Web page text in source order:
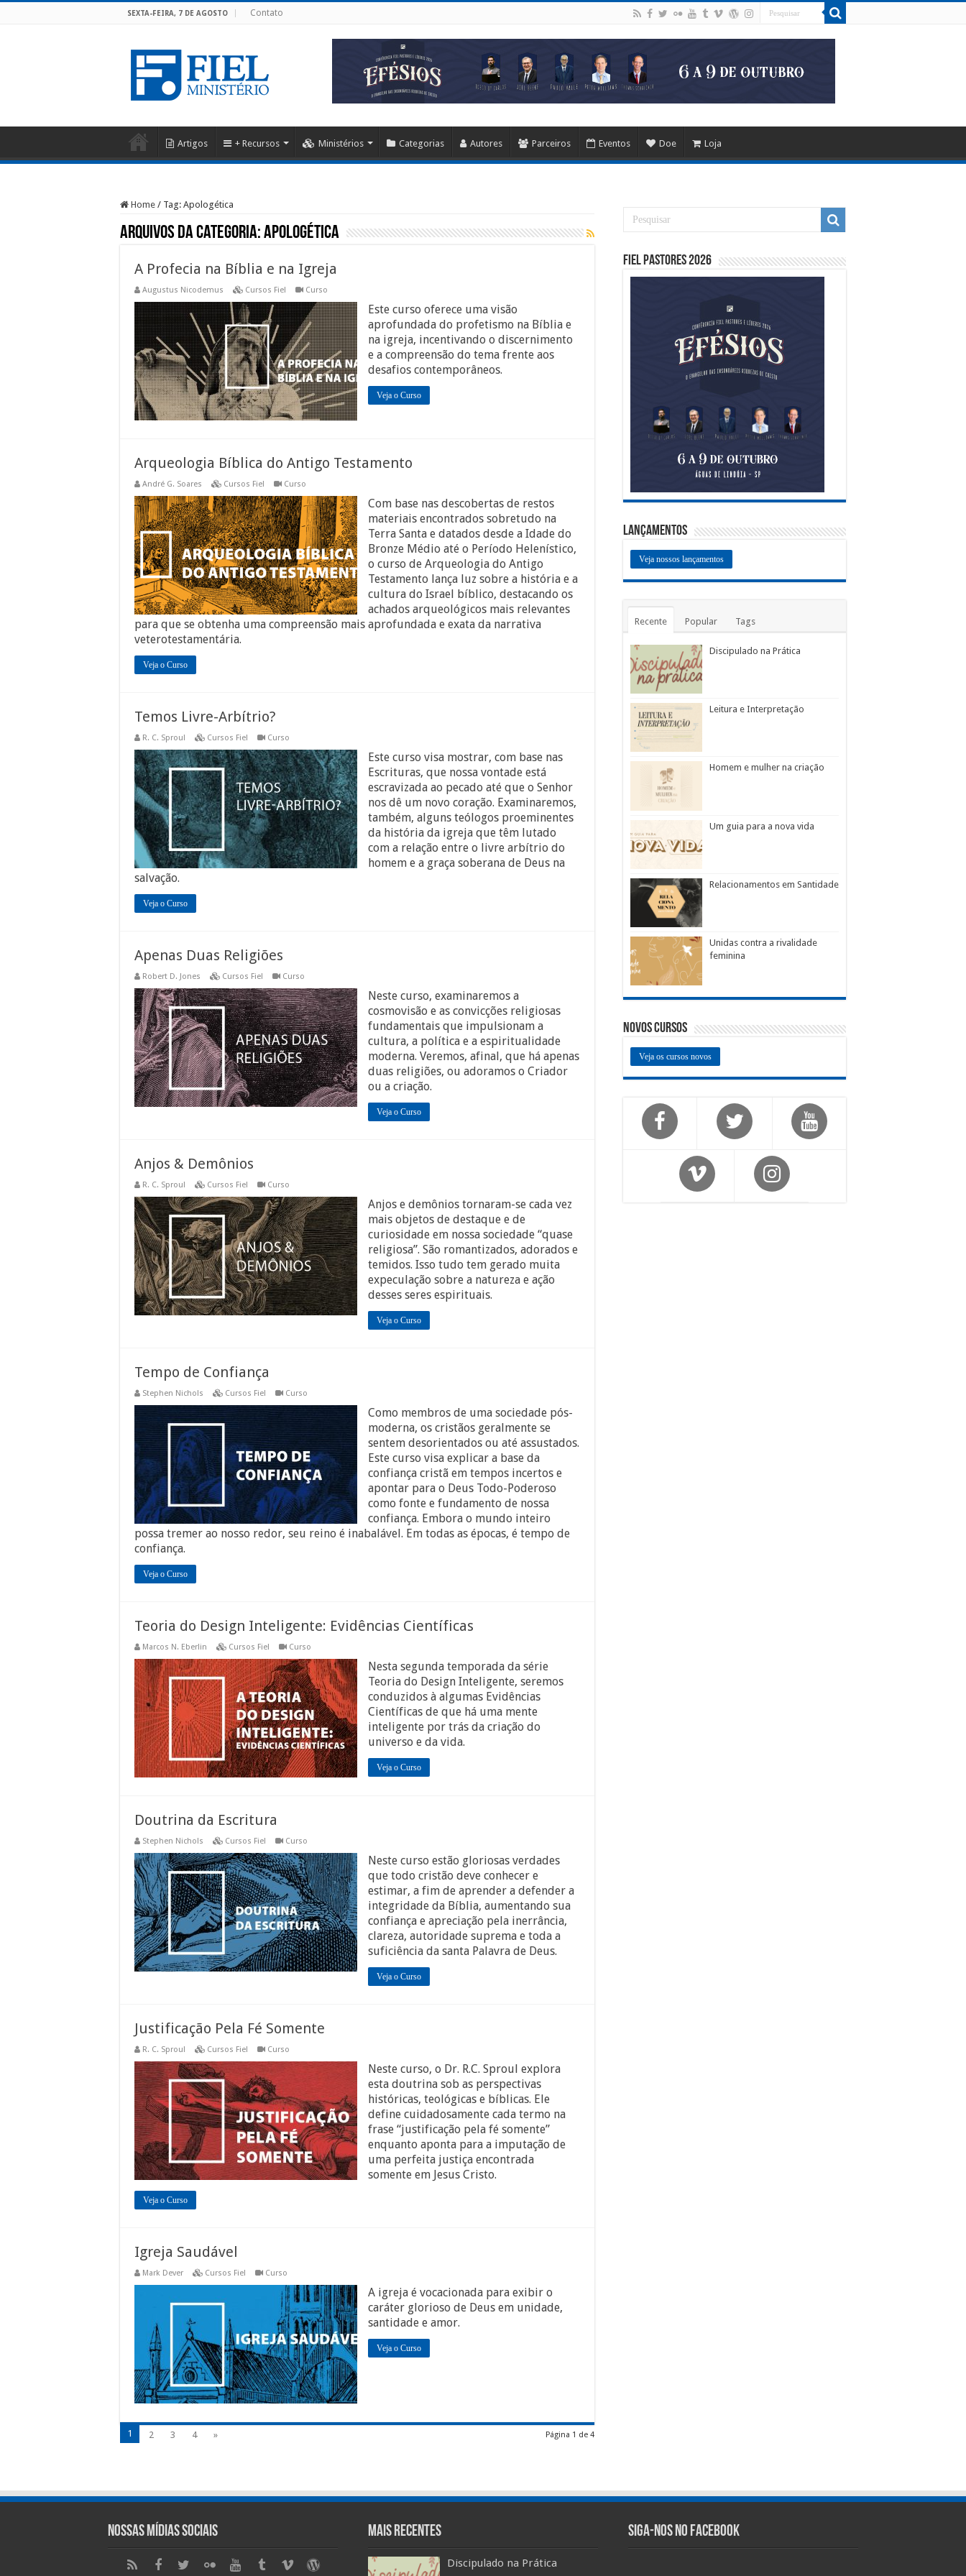
SEXTA-FEIRA, 7 DE AGOSTO Contato
Artigos + Recursos Ministérios Categorias Autores Parceiros Eventos Doe Loja
Home / Tag: Apologética
Arquivos da categoria:Apologética
A Profecia na Bíblia e na Igreja
Augustus Nicodemus Cursos Fiel Curso
Este curso oferece uma visão
aprofundada do profetismo na Bíblia e
na igreja, incentivando o discernimento
e a compreensão do tema frente aos
desafios contemporâneos.
Veja o Curso
Arqueologia Bíblica do Antigo Testamento
André G. Soares Cursos Fiel Curso
Com base nas descobertas de restos
materiais encontrados sobretudo na
Terra Santa e datados desde a Idade do
Bronze Médio até o Período Helenístico,
o curso de Arqueologia do Antigo
Testamento lança luz sobre a história e a
cultura do Israel bíblico, destacando os
achados arqueológicos mais relevantes
para que se obtenha uma compreensão mais aprofundada e exata da narrativa
veterotestamentária.
Veja o Curso
Temos Livre-Arbítrio?
R. C. Sproul Cursos Fiel Curso
Este curso visa mostrar, com base nas
Escrituras, que nossa vontade está
escravizada ao pecado até que o Senhor
nos dê um novo coração. Examinaremos,
também, alguns teólogos proeminentes
da história da igreja que têm lutado
com a relação entre o livre arbítrio do
homem e a graça soberana de Deus na
salvação.
Veja o Curso
Apenas Duas Religiões
Robert D. Jones Cursos Fiel Curso
Neste curso, examinaremos a
cosmovisão e as convicções religiosas
fundamentais que impulsionam a
cultura, a política e a espiritualidade
moderna. Veremos, afinal, que há apenas
duas religiões, ou adoramos o Criador
ou a criação.
Veja o Curso
Anjos & Demônios
R. C. Sproul Cursos Fiel Curso
Anjos e demônios tornaram-se cada vez
mais objetos de destaque e de
curiosidade em nossa sociedade “quase
religiosa”. São romantizados, adorados e
temidos. Isso tudo tem gerado muita
expeculação sobre a natureza e ação
desses seres espirituais.
Veja o Curso
Tempo de Confiança
Stephen Nichols Cursos Fiel Curso
Como membros de uma sociedade pós-
moderna, os cristãos geralmente se
sentem desorientados ou até assustados.
Este curso visa explicar a base da
confiança cristã em tempos incertos e
apontar para o Deus Todo-Poderoso
como fonte e fundamento de nossa
confiança. Embora o mundo inteiro
possa tremer ao nosso redor, seu reino é inabalável. Em todas as épocas, é tempo de
confiança.
Veja o Curso
Teoria do Design Inteligente: Evidências Científicas
Marcos N. Eberlin Cursos Fiel Curso
Nesta segunda temporada da série
Teoria do Design Inteligente, seremos
conduzidos à algumas Evidências
Científicas de que há uma mente
inteligente por trás da criação do
universo e da vida.
Veja o Curso
Doutrina da Escritura
Stephen Nichols Cursos Fiel Curso
Neste curso estão gloriosas verdades
que todo cristão deve conhecer e
estimar, a fim de aprender a defender a
integridade da Bíblia, aumentando sua
confiança e apreciação pela inerrância,
clareza, autoridade suprema e toda a
suficiência da santa Palavra de Deus.
Veja o Curso
Justificação Pela Fé Somente
R. C. Sproul Cursos Fiel Curso
Neste curso, o Dr. R.C. Sproul explora
esta doutrina sob as perspectivas
históricas, teológicas e bíblicas. Ele
define cuidadosamente cada termo na
frase “justificação pela fé somente”
enquanto aponta para a imputação de
uma perfeita justiça encontrada
somente em Jesus Cristo.
Veja o Curso
Igreja Saudável
Mark Dever Cursos Fiel Curso
A igreja é vocacionada para exibir o
caráter glorioso de Deus em unidade,
santidade e amor.
Veja o Curso
Página 1 de 4
1 2 3 4 »
Fiel Pastores 2026
Lançamentos
Veja nossos lançamentos
Recente Popular Tags
Discipulado na Prática
Leitura e Interpretação
Homem e mulher na criação
Um guia para a nova vida
Relacionamentos em Santidade
Unidas contra a rivalidade
feminina
Novos Cursos
Veja os cursos novos
Nossas Mídias Sociais Mais Recentes
Discipulado na Prática
Siga-nos no Facebook